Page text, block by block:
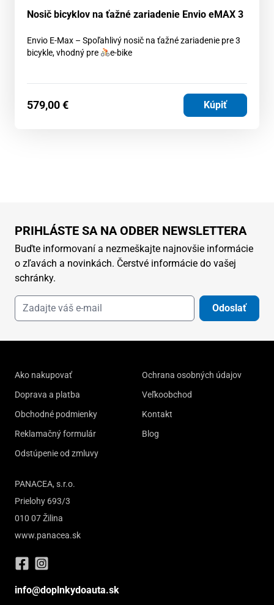
Nosič bicyklov na ťažné zariadenie Envio eMAX 3
Envio E-Max – Spoľahlivý nosič na ťažné zariadenie pre 3
bicykle, vhodný pre
‍e-bike
579,00€ Kúpiť
PRIHLÁSTE SA NA ODBER NEWSLETTERA
Buďte informovaní a nezmeškajte najnovšie informácie
o zľavách a novinkách. Čerstvé informácie do vašej
schránky.
Odoslať
Ako nakupovať
Doprava a platba
Obchodné podmienky
Reklamačný formulár
Odstúpenie od zmluvy
Ochrana osobných údajov
Veľkoobchod
Kontakt
Blog
PANACEA, s.r.o.
Prielohy 693/3
010 07 Žilina
www.panacea.sk
info@doplnkydoauta.sk